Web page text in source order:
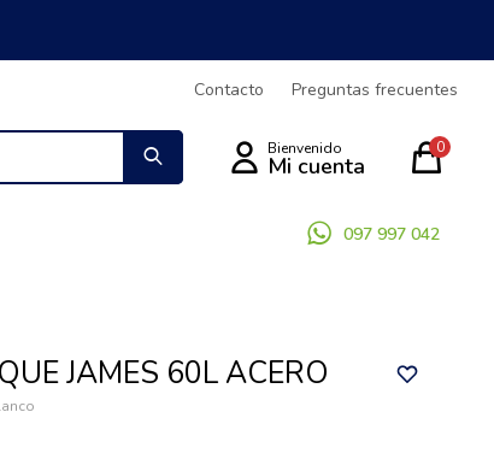
097 997 042
0
Contacto Preguntas frecuentes
JAMES 60L ACERO